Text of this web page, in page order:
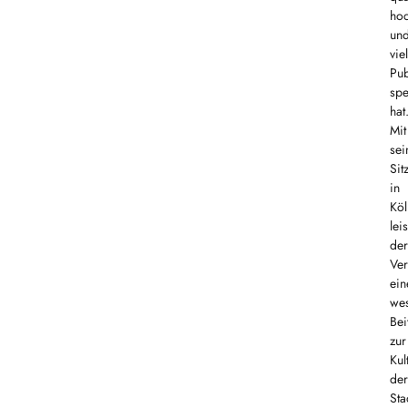
hat.
Mit
Sitz
in
der
zur
der